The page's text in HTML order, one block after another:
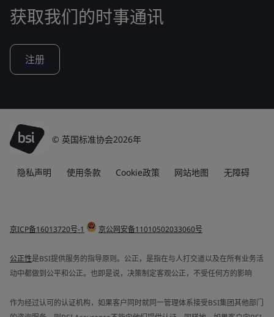
获取我们的时事通讯
注册
© 英国标准协会2026年
隐私声明 使用条款 Cookie政策 网站地图 无障碍
京ICP备16013720号-1 京公网安备11010502033060号
公正性是BSI提供服务的指导原则。公正，是指在与人打交道以及在所有业务活
动中都做到公平和公正。也即是说，决策制定客观公正，不受任何方的影响
作为经过认可的认证机构，如果客户同时就同一管理体系接受BSI集团其他部门